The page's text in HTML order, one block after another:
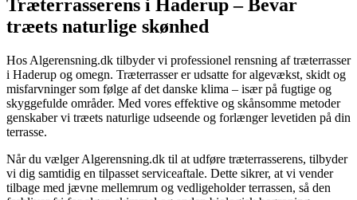
Træterrasserens i Haderup – Bevar
træets naturlige skønhed
Hos Algerensning.dk tilbyder vi professionel rensning af træterrasser
i Haderup og omegn. Træterrasser er udsatte for algevækst, skidt og
misfarvninger som følge af det danske klima – især på fugtige og
skyggefulde områder. Med vores effektive og skånsomme metoder
genskaber vi træets naturlige udseende og forlænger levetiden på din
terrasse.
Når du vælger Algerensning.dk til at udføre træterrasserens, tilbyder
vi dig samtidig en tilpasset serviceaftale. Dette sikrer, at vi vender
tilbage med jævne mellemrum og vedligeholder terrassen, så den